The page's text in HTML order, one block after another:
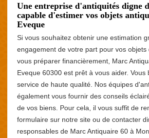
Une entreprise d'antiquités digne
capable d'estimer vos objets
Eveque
Si vous souhaitez obtenir une estimation
engagement de votre part pour vos objets
vous préparer financièrement, Marc
Eveque 60300 est prêt à vous aider. Vous
service de haute qualité. Nos équipes
également vous fournir des conseils
de vos biens. Pour cela, il vous suffit de
formulaire sur notre site ou de contacter
responsables de Marc Antiquaire 60 à